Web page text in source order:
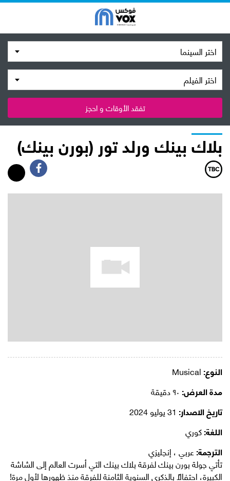
اختر السينما
اختر الفيلم
تفقد الأوقات و احجز
بلاك بينك ورلد تور (بورن بينك)
النوع:
مدة العرض:
تاريخ الاصدار:
اللغة:كوري
الترجمة:عربي ، إنجليزي
تأتي جولة بورن بينك لفرقة بلاك بينك التي أسرت العالم إلى الشاشة
الكبيرة، احتفالًا بالذكرى السنوية الثامنة للفرقة منذ ظهورها لأول مرة!